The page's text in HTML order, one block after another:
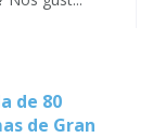
de 80
de Gran